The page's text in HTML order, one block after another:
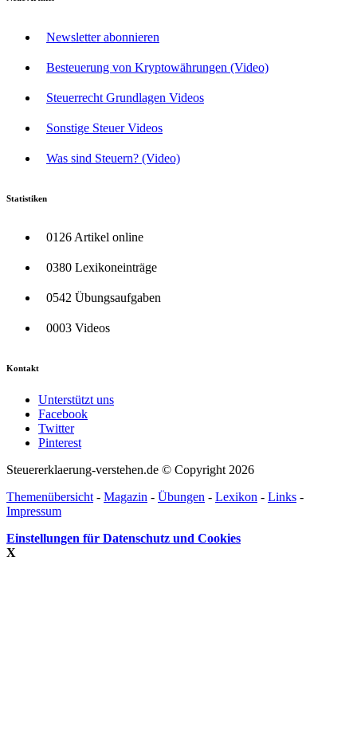
Newsletter abonnieren
Besteuerung von Kryptowährungen (Video)
Steuerrecht Grundlagen Videos
Sonstige Steuer Videos
Was sind Steuern? (Video)
Statistiken
0126 Artikel online
0380 Lexikoneinträge
0542 Übungsaufgaben
0003 Videos
Kontakt
Unterstützt uns
Facebook
Twitter
Pinterest
Steuererklaerung-verstehen.de © Copyright 2026
Themenübersicht- Magazin - Übungen - Lexikon - Links -
Impressum
Einstellungen für Datenschutz und Cookies
X